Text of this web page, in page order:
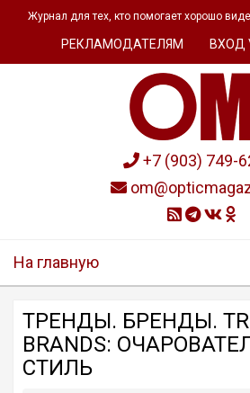
Журнал для тех, кто помогает хорошо
РЕКЛАМОДАТЕЛЯМ ВХОД
+7 (903) 749-
На главную
ТРЕНДЫ. БРЕНДЫ.
BRANDS:
СТИЛЬ